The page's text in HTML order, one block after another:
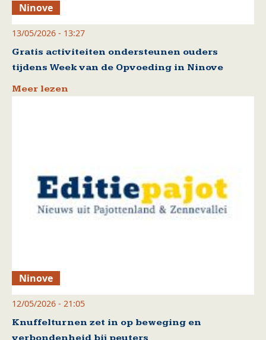
Ninove
13/05/2026 - 13:27
Gratis activiteiten ondersteunen ouders
tijdens Week van de Opvoeding in Ninove
Meer lezen
Ninove
12/05/2026 - 21:05
Knuffelturnen zet in op beweging en